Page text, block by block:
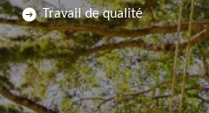
Travail de qualité